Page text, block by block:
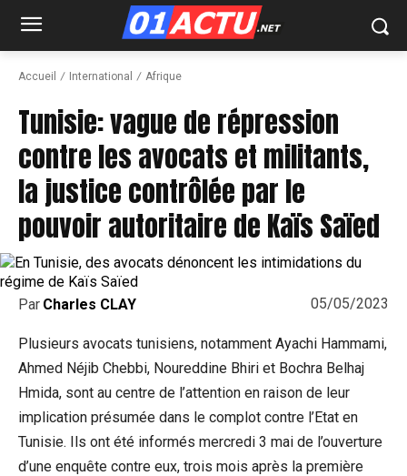
Accueil International Afrique
Tunisie: vague de répression
contre les avocats et militants,
la justice contrôlée par le
pouvoir autoritaire de Kaïs Saïed
05/05/2023
Par Charles CLAY
Plusieurs avocats tunisiens, notamment Ayachi Hammami,
Ahmed Néjib Chebbi, Noureddine Bhiri et Bochra Belhaj
Hmida, sont au centre de l’attention en raison de leur
implication présumée dans le complot contre l’Etat en
Tunisie. Ils ont été informés mercredi 3 mai de l’ouverture
d’une enquête contre eux, trois mois après la première